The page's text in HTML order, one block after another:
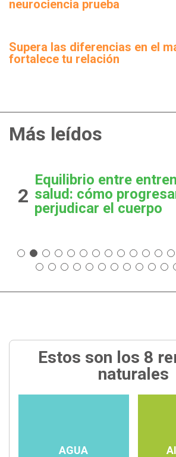
neurociencia prueba
Supera las diferencias en el
fortalece tu relación
Más leídos
2
Equilibrio entre
salud: cómo
perjudicar el cuerpo
Estos son los 8
naturales
AGUA